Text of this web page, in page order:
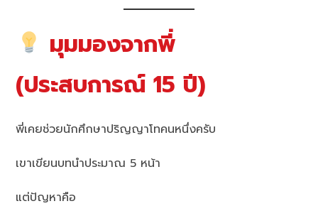
มุมมองจากพี่
(ประสบการณ์ 15 ปี)
พี่เคยช่วยนักศึกษาปริญญาโทคนหนึ่งครับ
เขาเขียนบทนำประมาณ 5 หน้า
แต่ปัญหาคือ